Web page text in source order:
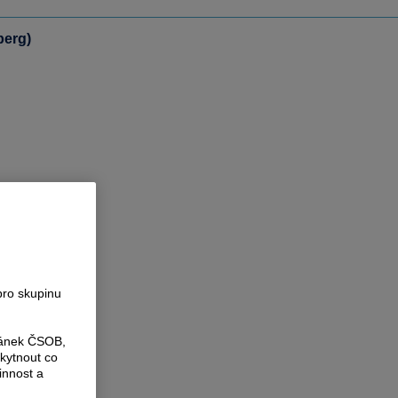
skupinu
ČSOB,
co
a